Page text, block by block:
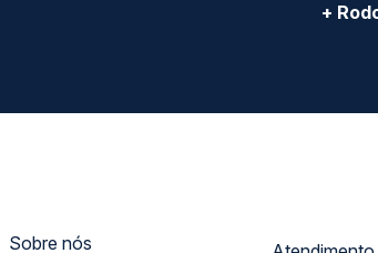
+
Sobre nós